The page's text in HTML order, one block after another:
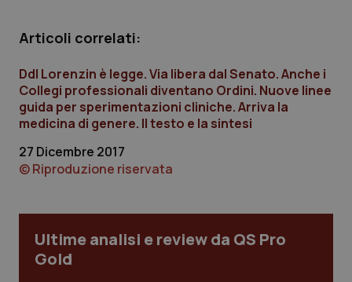
Friuli Venezia Giulia
Lazio
Liguria
Lombardia
Marche
Molise
Dermatite Atopica
Diabete & glucometri
Disturbi dell’umore
Dolore
Donna & Salute
Epatiti
Articoli correlati:
Ddl Lorenzin è legge. Via libera dal Senato. Anche i
Collegi professionali diventano Ordini. Nuove linee
guida per sperimentazioni cliniche. Arriva la
medicina di genere. Il testo e la sintesi
27 Dicembre 2017
© Riproduzione riservata
Ultime analisi e review da QS Pro
Gold